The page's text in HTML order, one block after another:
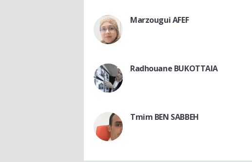
Marzougui AFEF
Radhouane BUKOTTAIA
Tmim BEN SABBEH